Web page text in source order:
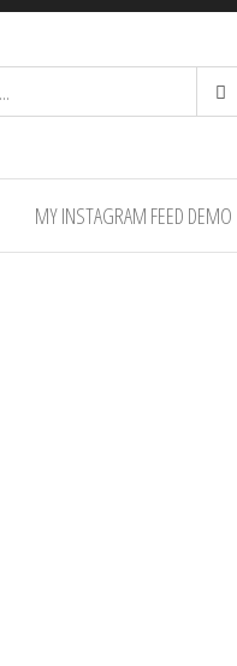
MY INSTAGRAM FEED DEMO